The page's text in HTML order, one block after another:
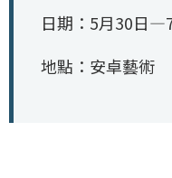
日期：5月30日
地點：安卓藝術